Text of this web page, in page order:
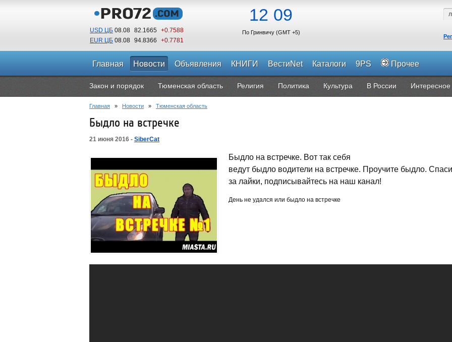
USD ЦБ 08.08 82.1665 +0.7588
EUR ЦБ 08.08 94.8366 +0.7781
12 09
По Гринвичу (GMT +5)
Главная Новости Объявления КНИГИ ВестиNet Каталоги 9PS Прочее
Закон и порядок Тюменская область Религия Политика Культура В России Интересное
Главная » Новости » Тюменская область
Быдло на встречке
21 июня 2016 - SiberCat
Быдло на встречке. Вот так себя
ведут быдло водители на встречке. Проучите быдло.
за лайки, подписывайтесь на наш канал!
День не удался или быдло на встречке